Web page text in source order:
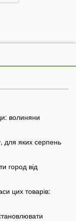
волиняни
для яких серпень
город від
цих товарів: